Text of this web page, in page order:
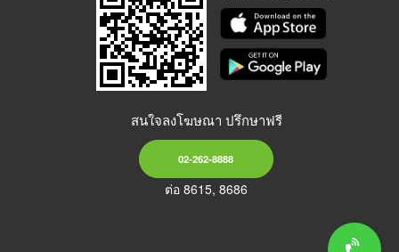
สนใจลงโฆษณา ปรึกษาฟรี
02-262-8888
ต่อ 8615, 8686